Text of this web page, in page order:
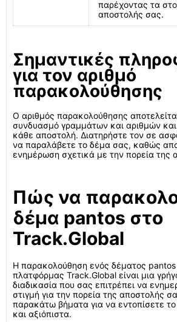
παρέχοντας τα
αποστολής σας.
Σημαντικές
για τον αριθμό
παρακολούθησης
Ο αριθμός παρακολούθησης
συνδυασμό γραμμάτων και αριθμών και
κάθε αποστολή. Διατηρήστε τον σε
να παραλάβετε το δέμα σας, καθώς
ενημέρωση σχετικά με την πορεία της
Πώς να
δέμα pantos στο
Track.Global
Η παρακολούθηση ενός δέματος
πλατφόρμας Track.Global είναι μια
διαδικασία που σας επιτρέπει να
στιγμή για την πορεία της αποστολής
παρακάτω βήματα για να εντοπίσετε
και αξιόπιστα.